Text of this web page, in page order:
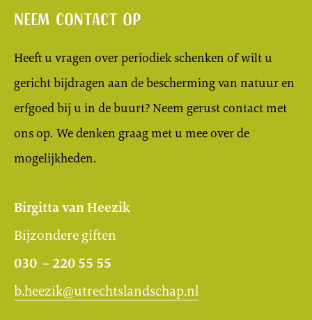
Neem contact op
Heeft u vragen over periodiek schenken of wilt u
gericht bijdragen aan de bescherming van natuur en
erfgoed bij u in de buurt? Neem gerust contact met
ons op. We denken graag met u mee over de
mogelijkheden.
Birgitta van Heezik
Bijzondere giften
030 – 220 55 55
b.heezik@utrechtslandschap.nl